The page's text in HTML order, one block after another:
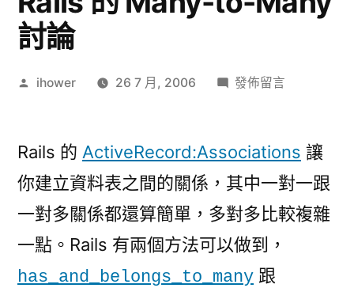
討論
作
ihower 26 7 月, 2006
在
Many-
Many
討
論〉
發佈留言
Rails 的 ActiveRecord:Associations 讓
你建立資料表之間的關係，其中一對一跟
一對多關係都還算簡單，多對多比較複雜
一點。Rails 有兩個方法可以做到，
has_and_belongs_to_many 跟